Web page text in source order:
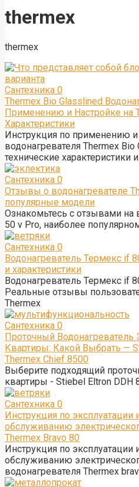
thermex
thermex
Сантехника 0
Thermex Bio Glasslined
Применению и Настройке на
Характеристики
Инструкция по применению и
водонагревателя Thermex Bio
технические характеристики
Сантехника 0
Отзывы о водонагревателе
популярные модели
Ознакомьтесь с отзывами на
50 v Pro, наиболее
Сантехника 0
Водонагреватель Термекс if
и характеристики
Водонагреватель Термекс if
Реальные отзывы
Thermex
Сантехника 0
Проточный Водонагреватель
Квартиры: Какой Выбрать —
Thermex Chief 8500
Выберите подходящий
квартиры - Stiebel Eltron DDH
Сантехника 0
Инструкция по эксплуатации
обслуживанию
Thermex Bravo 80
Инструкция по эксплуатации
обслуживанию
водонагревателя Thermex